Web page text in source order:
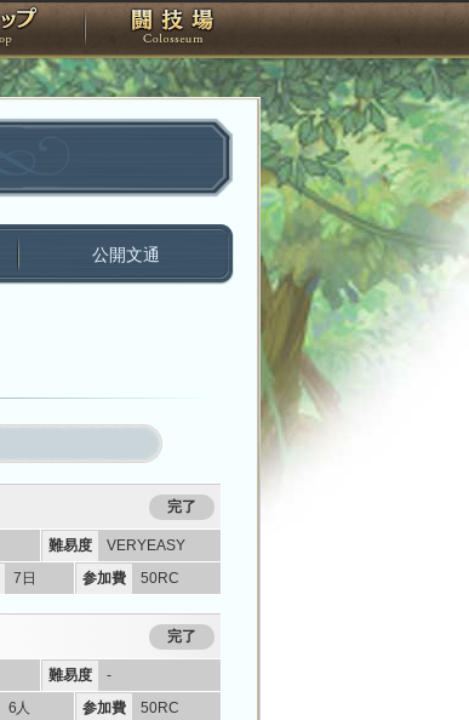
ショップ 闘技場
公開文通
完了
難易度
VERYEASY
7日 参加費 50RC
完了
難易度
-
6人 参加費 50RC